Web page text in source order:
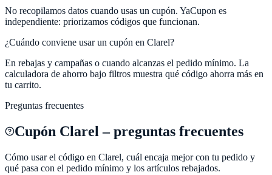
No recopilamos datos cuando usas un cupón. YaCupon es
independiente: priorizamos códigos que funcionan.
¿Cuándo conviene usar un cupón en Clarel?
En rebajas y campañas o cuando alcanzas el pedido mínimo. La
calculadora de ahorro bajo filtros muestra qué código ahorra más en
tu carrito.
Preguntas frecuentes
Cupón Clarel – preguntas frecuentes
Cómo usar el código en Clarel, cuál encaja mejor con tu pedido y
qué pasa con el pedido mínimo y los artículos rebajados.